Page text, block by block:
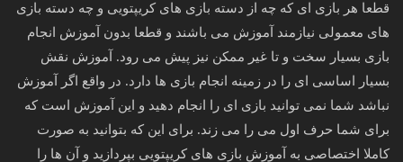
قطعا هر بازی ای که چه از دسته بازی های کریپتویی و چه دسته بازی
های معمولی نیازمند آموزش می باشند و قطعا بدون آموزش انجام
بازی بسیار سخت و تا غیر ممکن نیز پیش می رود. آموزش نقش
بسیار اساسی ای را در زمینه انجام بازی ها دارد. در واقع اگر آموزش
نباشد شما نمی توانید بازی ای را انجام دهید و این آموزش است که
برای شما حرف اول می را می زند. برای این که بتوانید به صورت
کاملا اختصاصی به آموزش بازی های کریپتویی بپردازید و آن ها را